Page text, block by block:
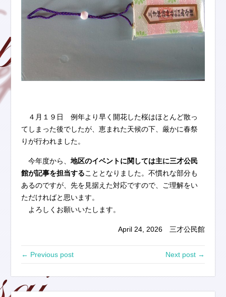
４月１９日 例年より早く開花した桜はほとんど散っ
てしまった後でしたが、恵まれた天候の下、厳かに春祭
りが行われました。
今年度から、地区のイベントに関しては主に三才公民
館が記事を担当することとなりました。不慣れな部分も
あるのですが、先を見据えた対応ですので、ご理解をい
ただければと思います。
よろしくお願いいたします。
April 24, 2026 三才公民館
← Previous post Next post →